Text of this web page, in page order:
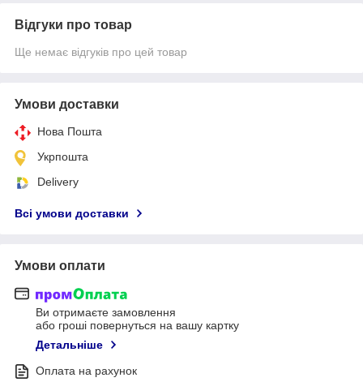
Відгуки про товар
Ще немає відгуків про цей товар
Умови доставки
Нова Пошта
Укрпошта
Delivery
Всі умови доставки
Умови оплати
Ви отримаєте замовлення
або гроші повернуться на вашу картку
Детальніше
Оплата на рахунок